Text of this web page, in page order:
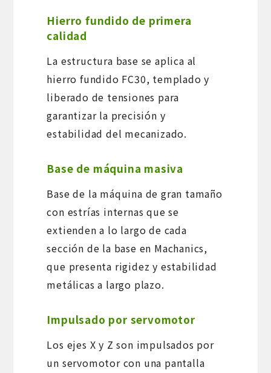
Hierro fundido de primera
calidad
La estructura base se aplica al
hierro fundido FC30, templado y
liberado de tensiones para
garantizar la precisión y
estabilidad del mecanizado.
Base de máquina masiva
Base de la máquina de gran tamaño
con estrías internas que se
extienden a lo largo de cada
sección de la base en Machanics,
que presenta rigidez y estabilidad
metálicas a largo plazo.
Impulsado por servomotor
Los ejes X y Z son impulsados por
un servomotor con una pantalla